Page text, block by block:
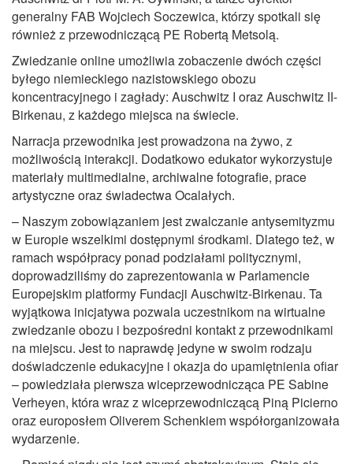
generalny FAB Wojciech Soczewica, którzy spotkali się
również z przewodniczącą PE Robertą Metsolą.
Zwiedzanie online umożliwia zobaczenie dwóch części
byłego niemieckiego nazistowskiego obozu
koncentracyjnego i zagłady: Auschwitz I oraz Auschwitz II-
Birkenau, z każdego miejsca na świecie.
Narracja przewodnika jest prowadzona na żywo, z
możliwością interakcji. Dodatkowo edukator wykorzystuje
materiały multimedialne, archiwalne fotografie, prace
artystyczne oraz świadectwa Ocalałych.
– Naszym zobowiązaniem jest zwalczanie antysemityzmu
w Europie wszelkimi dostępnymi środkami. Dlatego też, w
ramach współpracy ponad podziałami politycznymi,
doprowadziliśmy do zaprezentowania w Parlamencie
Europejskim platformy Fundacji Auschwitz-Birkenau. Ta
wyjątkowa inicjatywa pozwala uczestnikom na wirtualne
zwiedzanie obozu i bezpośredni kontakt z przewodnikami
na miejscu. Jest to naprawdę jedyne w swoim rodzaju
doświadczenie edukacyjne i okazja do upamiętnienia ofiar
– powiedziała pierwsza wiceprzewodnicząca PE Sabine
Verheyen, która wraz z wiceprzewodniczącą Piną Picierno
oraz europosłem Oliverem Schenkiem współorganizowała
wydarzenie.